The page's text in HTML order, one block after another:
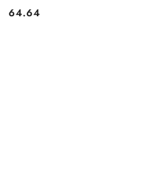
Cena:
64.64